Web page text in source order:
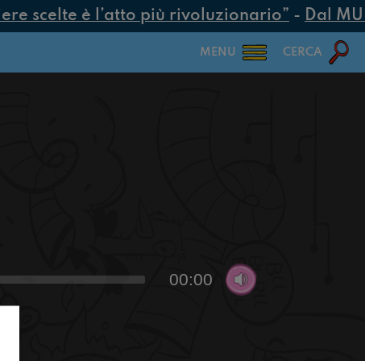
scelte è l’atto più rivoluzionario”- Dal
MENU CERCA
00:00